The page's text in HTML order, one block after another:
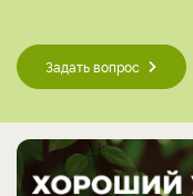
Задать вопрос